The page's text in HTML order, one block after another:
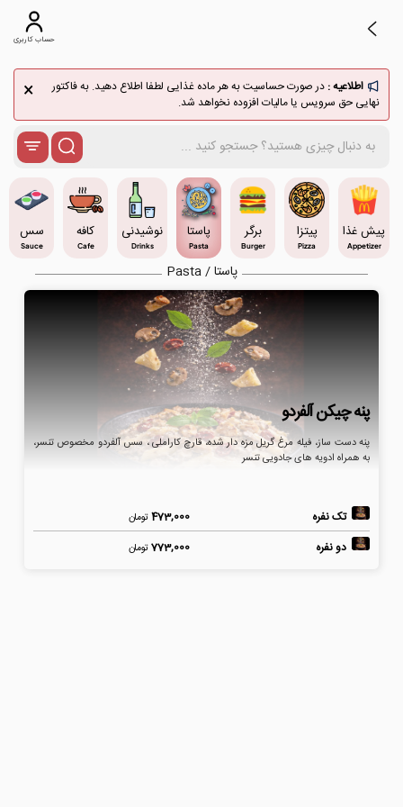
حساب کاربری
× اطلاعیه : در صورت حساسیت به هر ماده غذایی لطفا اطلاع دهید. به فاکتور
نهایی حق سرویس یا مالیات افزوده نخواهد شد.
پیش غذا
Appetizer
پیتزا
Pizza
برگر
Burger
پاستا
Pasta
نوشیدنی
Drinks
کافه
Cafe
سس
Sauce
پاستا / Pasta
پنه چیکن آلفردو
پنه دست ساز، فیله مرغ گریل مزه دار شده، قارچ کاراملی ، سس آلفردو مخصوص تنسر،
به همراه ادویه های جادویی تنسر
تک نفره 473,000تومان
دو نفره 773,000تومان